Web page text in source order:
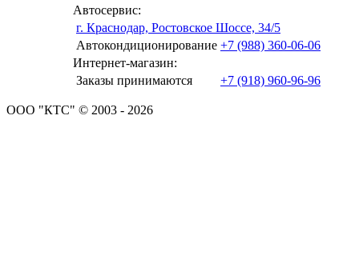
Автосервис:
г. Краснодар, Ростовское Шоссе, 34/5
Автокондиционирование +7 (988) 360-06-06
Интернет-магазин:
Заказы принимаются
+7 (918) 960-96-96
ООО "КТС" © 2003 - 2026